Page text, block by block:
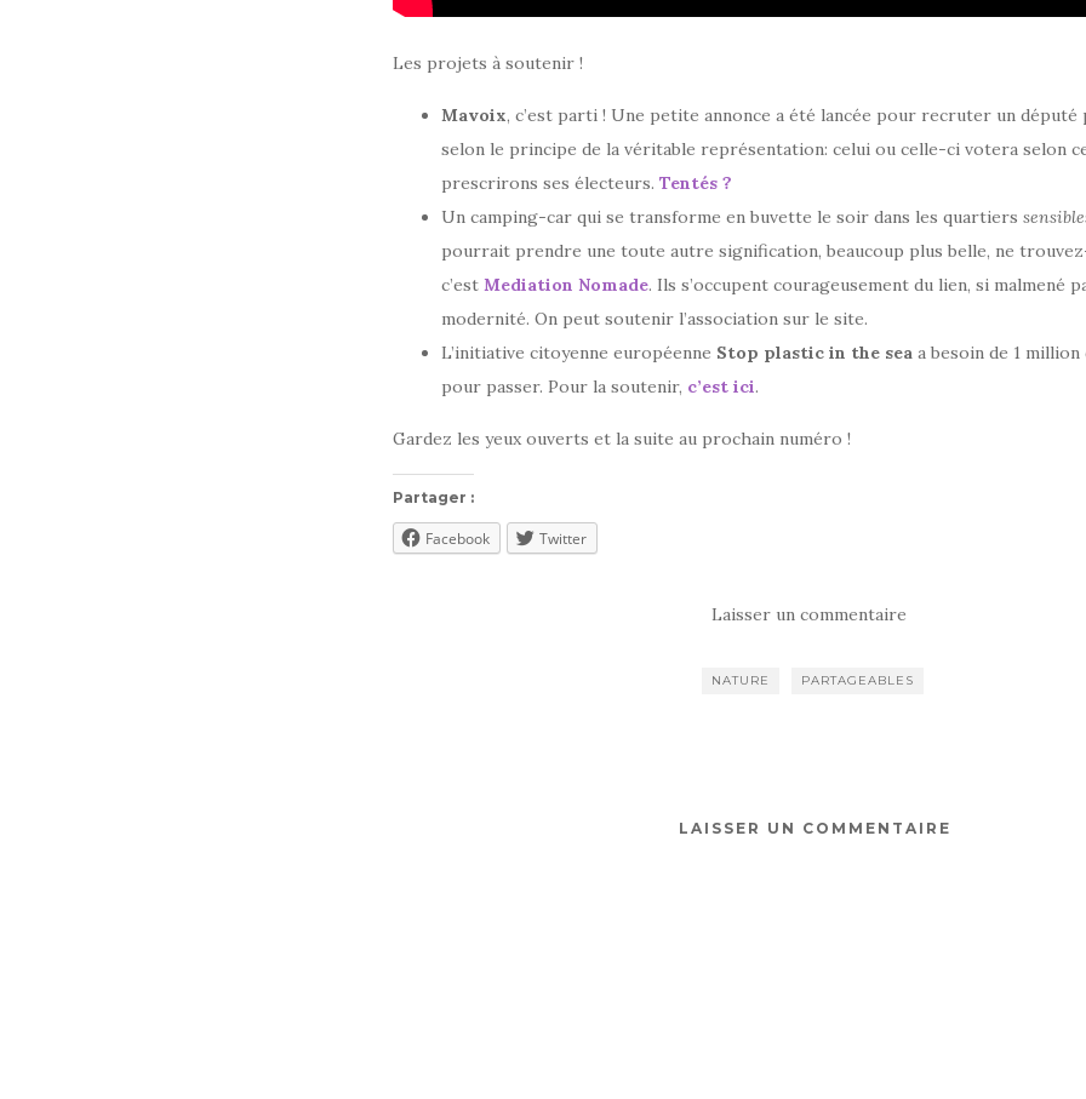
Les projets à soutenir !
Mavoix, c’est parti ! Une petite annonce a été lancée pour recruter un député
selon le principe de la véritable représentation: celui ou celle-ci votera selon
prescrirons ses électeurs. Tentés ?
Un camping-car qui se transforme en buvette le soir dans les quartiers
pourrait prendre une toute autre signification, beaucoup plus belle, ne
c’est Mediation Nomade. Ils s’occupent courageusement du lien, si malmené
modernité. On peut soutenir l’association sur le site.
L’initiative citoyenne européenne Stop plastic in the seaa besoin de 1 million
pour passer. Pour la soutenir, c’est ici.
Gardez les yeux ouverts et la suite au prochain numéro !
Partager :
Facebook Twitter
Laisser un commentaire
NATURE PARTAGEABLES
LAISSER UN COMMENTAIRE